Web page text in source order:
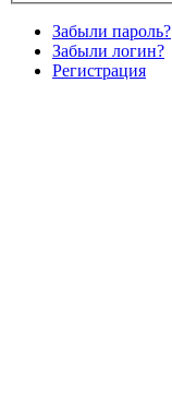
Забыли пароль?
Забыли логин?
Регистрация